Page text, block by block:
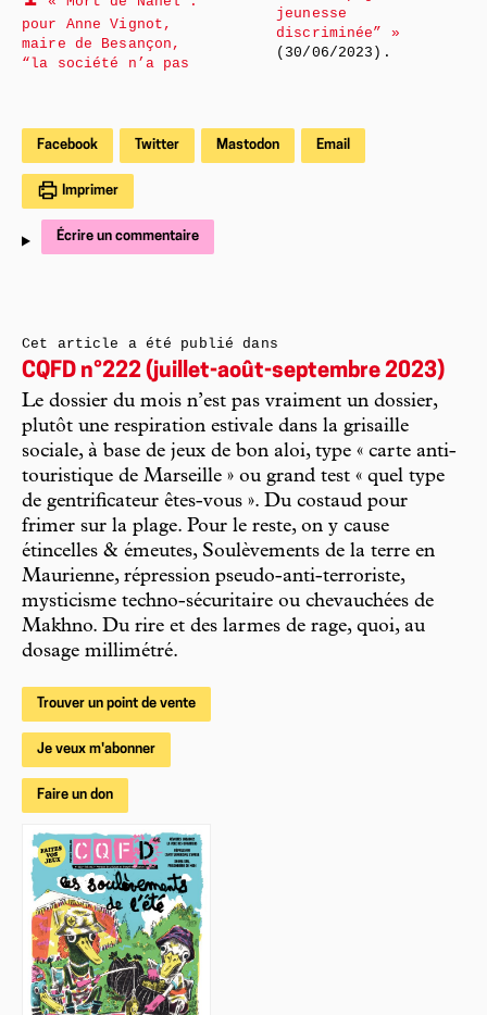
pour Anne Vignot,
maire de Besançon,
“la société n’a pas
jeunesse
discriminée” »
(30/06/2023).
Facebook Twitter Mastodon Email
Imprimer
Écrire un commentaire
Cet article a été publié dans
CQFD n°222 (juillet-août-septembre 2023)
Le dossier du mois n’est pas vraiment un dossier,
plutôt une respiration estivale dans la grisaille
sociale, à base de jeux de bon aloi, type « carte anti-
touristique de Marseille » ou grand test « quel type
de gentrificateur êtes-vous ». Du costaud pour
frimer sur la plage. Pour le reste, on y cause
étincelles & émeutes, Soulèvements de la terre en
Maurienne, répression pseudo-anti-terroriste,
mysticisme techno-sécuritaire ou chevauchées de
Makhno. Du rire et des larmes de rage, quoi, au
dosage millimétré.
Trouver un point de vente
Je veux m'abonner
Faire un don